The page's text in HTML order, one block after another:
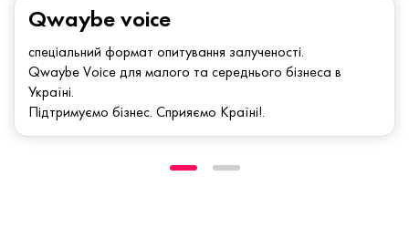
Qwaybe voice
спеціальний формат опитування залученості.
Qwaybe Voice для малого та середнього бізнеса в
Україні.
Підтримуємо бізнес. Сприяємо Країні!.